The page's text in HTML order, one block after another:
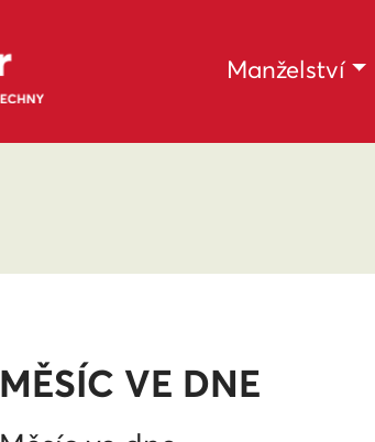
Manželství
MĚSÍC VE DNE